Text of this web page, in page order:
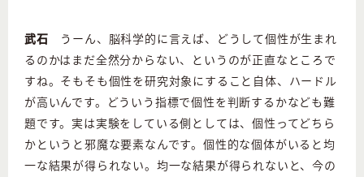
武石 うーん、脳科学的に言えば、どうして個性が生まれ
るのかはまだ全然分からない、というのが正直なところで
すね。そもそも個性を研究対象にすること自体、ハードル
が高いんです。どういう指標で個性を判断するかなども難
題です。実は実験をしている側としては、個性ってどちら
かというと邪魔な要素なんです。個性的な個体がいると均
一な結果が得られない。均一な結果が得られないと、今の